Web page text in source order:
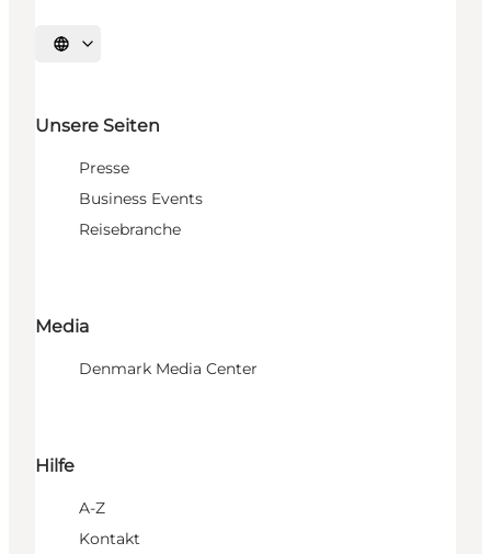
Sprache auswählen
Unsere Seiten
Presse
Business Events
Reisebranche
Media
Denmark Media Center
Hilfe
A-Z
Kontakt